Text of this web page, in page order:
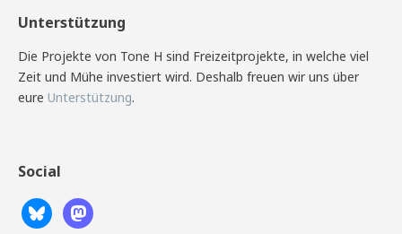
Unterstützung
Die Projekte von Tone H sind Freizeitprojekte, in welche viel
Zeit und Mühe investiert wird. Deshalb freuen wir uns über
eure Unterstützung.
Social